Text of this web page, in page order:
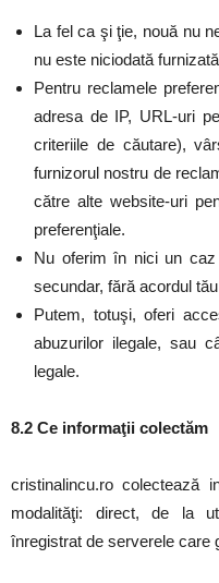
La fel ca şi ţie, nouă nu
nu este niciodată
Pentru reclamele
adresa de IP, URL-uri
criteriile de căutare),
furnizorul nostru de
către alte website-uri
preferenţiale.
Nu oferim în nici un caz
secundar, fără acordul
Putem, totuşi, oferi
abuzurilor ilegale, sau
legale.
8.2 Ce informaţii colectăm
cristinalincu.ro colectează
modalităţi: direct, de la
înregistrat de serverele care